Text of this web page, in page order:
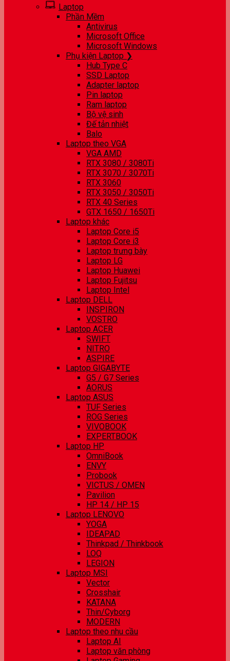
Laptop
Phần Mềm
Antivirus
Microsoft Office
Microsoft Windows
Phụ kiện Laptop ❯
Hub Type C
SSD Laptop
Adapter laptop
Pin laptop
Ram laptop
Bộ vệ sinh
Đế tản nhiệt
Balo
Laptop theo VGA
VGA AMD
RTX 3080 / 3080Ti
RTX 3070 / 3070Ti
RTX 3060
RTX 3050 / 3050Ti
RTX 40 Series
GTX 1650 / 1650Ti
Laptop khác
Laptop Core i5
Laptop Core i3
Laptop trưng bày
Laptop LG
Laptop Huawei
Laptop Fujitsu
Laptop Intel
Laptop DELL
INSPIRON
VOSTRO
Laptop ACER
SWIFT
NITRO
ASPIRE
Laptop GIGABYTE
G5 / G7 Series
AORUS
Laptop ASUS
TUF Series
ROG Series
VIVOBOOK
EXPERTBOOK
Laptop HP
OmniBook
ENVY
Probook
VICTUS / OMEN
Pavilion
HP 14 / HP 15
Laptop LENOVO
YOGA
IDEAPAD
Thinkpad / Thinkbook
LOQ
LEGION
Laptop MSI
Vector
Crosshair
KATANA
Thin/Cyborg
MODERN
Laptop theo nhu cầu
Laptop AI
Laptop văn phòng